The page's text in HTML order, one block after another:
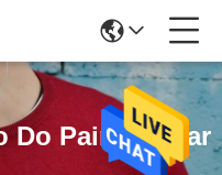
Do Painel Solar